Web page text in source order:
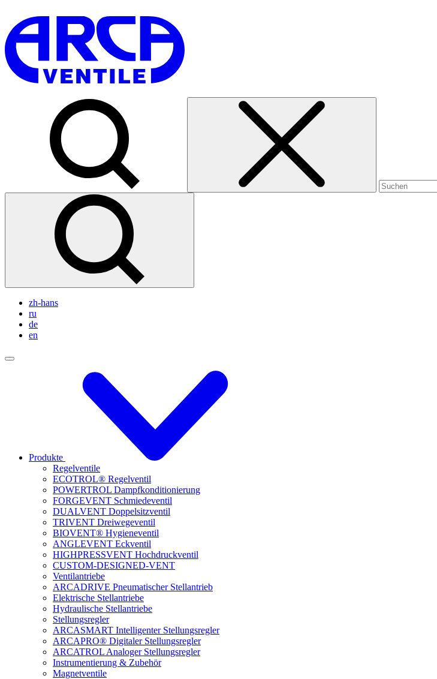
zh-hans
ru
de
en
Produkte
Regelventile
ECOTROL® Regelventil
POWERTROL Dampfkonditionierung
FORGEVENT Schmiedeventil
DUALVENT Doppelsitzventil
TRIVENT Dreiwegeventil
BIOVENT® Hygieneventil
ANGLEVENT Eckventil
HIGHPRESSVENT Hochdruckventil
CUSTOM-DESIGNED-VENT
Ventilantriebe
ARCADRIVE Pneumatischer Stellantrieb
Elektrische Stellantriebe
Hydraulische Stellantriebe
Stellungsregler
ARCASMART Intelligenter Stellungsregler
ARCAPRO® Digitaler Stellungsregler
ARCATROL Analoger Stellungsregler
Instrumentierung & Zubehör
Magnetventile